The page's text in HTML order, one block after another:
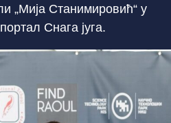
„Мија Станимировић“ у
Снага југа.